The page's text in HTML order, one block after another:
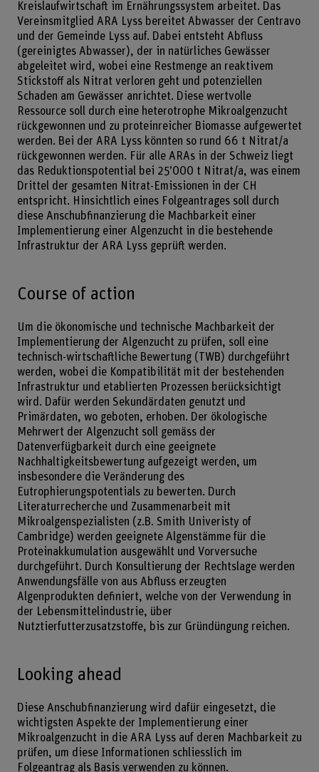
Kreislaufwirtschaft im Ernährungssystem arbeitet. Das
Vereinsmitglied ARA Lyss bereitet Abwasser der Centravo
und der Gemeinde Lyss auf. Dabei entsteht Abfluss
(gereinigtes Abwasser), der in natürliches Gewässer
abgeleitet wird, wobei eine Restmenge an reaktivem
Stickstoff als Nitrat verloren geht und potenziellen
Schaden am Gewässer anrichtet. Diese wertvolle
Ressource soll durch eine heterotrophe Mikroalgenzucht
rückgewonnen und zu proteinreicher Biomasse aufgewertet
werden. Bei der ARA Lyss könnten so rund 66 t Nitrat/a
rückgewonnen werden. Für alle ARAs in der Schweiz liegt
das Reduktionspotential bei 25’000 t Nitrat/a, was einem
Drittel der gesamten Nitrat-Emissionen in der CH
entspricht. Hinsichtlich eines Folgeantrages soll durch
diese Anschubfinanzierung die Machbarkeit einer
Implementierung einer Algenzucht in die bestehende
Infrastruktur der ARA Lyss geprüft werden.
Course of action
Um die ökonomische und technische Machbarkeit der
Implementierung der Algenzucht zu prüfen, soll eine
technisch-wirtschaftliche Bewertung (TWB) durchgeführt
werden, wobei die Kompatibilität mit der bestehenden
Infrastruktur und etablierten Prozessen berücksichtigt
wird. Dafür werden Sekundärdaten genutzt und
Primärdaten, wo geboten, erhoben. Der ökologische
Mehrwert der Algenzucht soll gemäss der
Datenverfügbarkeit durch eine geeignete
Nachhaltigkeitsbewertung aufgezeigt werden, um
insbesondere die Veränderung des
Eutrophierungspotentials zu bewerten. Durch
Literaturrecherche und Zusammenarbeit mit
Mikroalgenspezialisten (z.B. Smith Univeristy of
Cambridge) werden geeignete Algenstämme für die
Proteinakkumulation ausgewählt und Vorversuche
durchgeführt. Durch Konsultierung der Rechtslage werden
Anwendungsfälle von aus Abfluss erzeugten
Algenprodukten definiert, welche von der Verwendung in
der Lebensmittelindustrie, über
Nutztierfutterzusatzstoffe, bis zur Gründüngung reichen.
Looking ahead
Diese Anschubfinanzierung wird dafür eingesetzt, die
wichtigsten Aspekte der Implementierung einer
Mikroalgenzucht in die ARA Lyss auf deren Machbarkeit zu
prüfen, um diese Informationen schliesslich im
Folgeantrag als Basis verwenden zu können.